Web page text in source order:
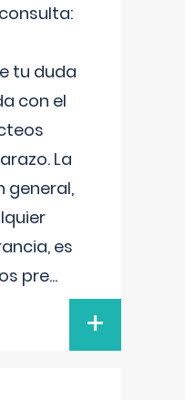
tu duda
con el
La
general,
es
pre...
+